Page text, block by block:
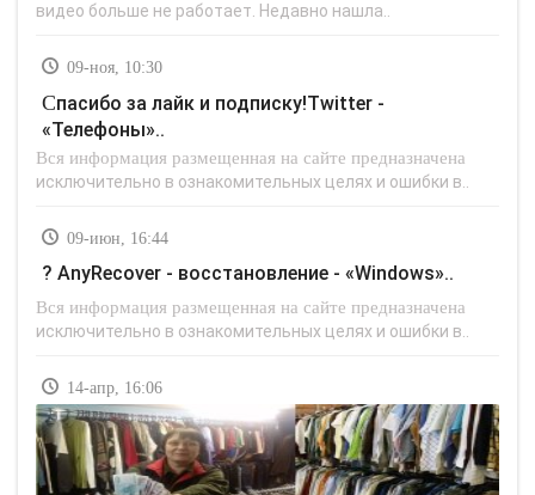
видео больше не работает. Недавно нашла..
09-ноя, 10:30
Спасибо за лайк и подписку!Twitter -
«Телефоны»..
Вся информация размещенная на сайте предназначена
исключительно в ознакомительных целях и ошибки в..
09-июн, 16:44
? AnyRecover - восстановление - «Windows»..
Вся информация размещенная на сайте предназначена
исключительно в ознакомительных целях и ошибки в..
14-апр, 16:06